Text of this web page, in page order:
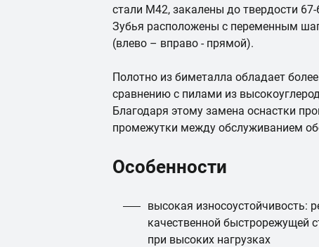
стали М42, закалены до твердости 67-
Зубья расположены с переменным
(влево – вправо - прямой).
Полотно из биметалла обладает
сравнению с пилами из
Благодаря этому замена оснастки
промежутки между обслуживанием
Особенности
высокая износоустойчивость:
качественной быстрорежущей
при высоких нагрузках